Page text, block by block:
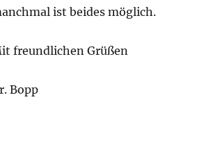
ist beides möglich.
freundlichen Grüßen
Bopp